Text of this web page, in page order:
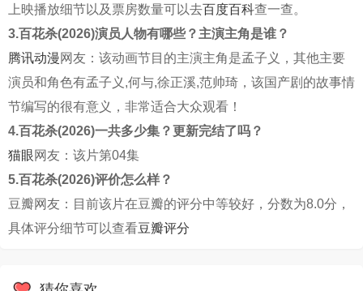
上映播放细节以及票房数量可以去百度百科查一查。
3.百花杀(2026)演员人物有哪些？主演主角是谁？
腾讯动漫网友：该动画节目的主演主角是孟子义，其他主要
演员和角色有孟子义,何与,徐正溪,范帅琦，该国产剧的故事情
节编写的很有意义，非常适合大众观看！
4.百花杀(2026)一共多少集？更新完结了吗？
猫眼网友：该片第04集
5.百花杀(2026)评价怎么样？
豆瓣网友：目前该片在豆瓣的评分中等较好，分数为8.0分，
具体评分细节可以查看豆瓣评分